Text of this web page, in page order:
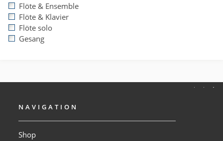
Flöte & Ensemble
Flöte & Klavier
Flöte solo
Gesang
NAVIGATION
Shop